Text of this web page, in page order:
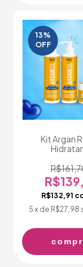
13%
OFF
Kit Argan
R$132,91
5 x de R$27,98